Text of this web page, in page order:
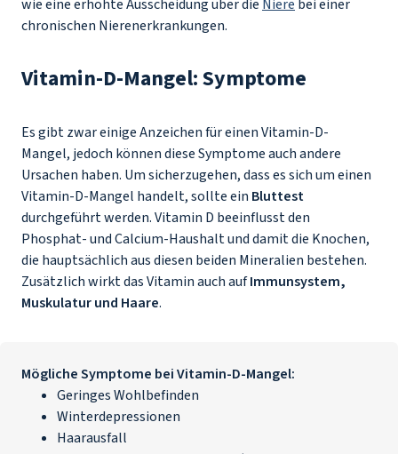
wie eine erhöhte Ausscheidung über die Niere bei einer
chronischen Nierenerkrankungen.
Vitamin-D-Mangel: Symptome
Es gibt zwar einige Anzeichen für einen Vitamin-D-
Mangel, jedoch können diese Symptome auch andere
Ursachen haben. Um sicherzugehen, dass es sich um einen
Vitamin-D-Mangel handelt, sollte ein Bluttest
durchgeführt werden. Vitamin D beeinflusst den
Phosphat- und Calcium-Haushalt und damit die Knochen,
die hauptsächlich aus diesen beiden Mineralien bestehen.
Zusätzlich wirkt das Vitamin auch aufImmunsystem,
Muskulatur und Haare.
Mögliche Symptome bei Vitamin-D-Mangel:
Geringes Wohlbefinden
Winterdepressionen
Haarausfall